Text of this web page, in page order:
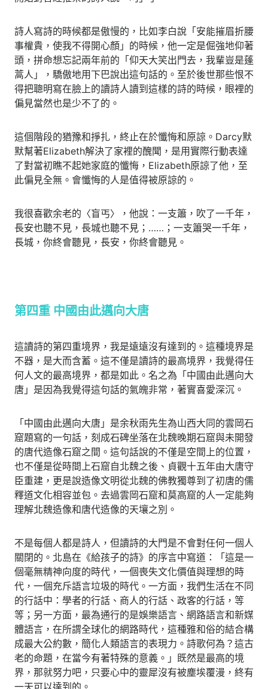
詩人寫詩的時候都是傲慢的，比如李白說「安能摧眉折腰
事權貴，使我不得開心顏」的時候，他一定是倔強地仰著
頭，拼命想忘記兩年前的「仰天大笑出門去，我輩豈是蓬
蒿人」，驕傲地用下巴說出這句話的。至於後世那些恨不
得把聰明寫在臉上的讀詩人讀到這樣的詩的時候，眼裡的
偏見當然也是少不了的。
這個階段的猶豫和掙扎，終止在於懺悔和原諒。Darcy默
默幫著Elizabeth解決了家裡的醜聞，是用實際行動表達
了對當初瞧不起她家庭的懺悔，Elizabeth原諒了他，至
此偏見全無。會懺悔的人是值得被原諒的。
我很喜歡余老的〈盲丐〉，他說：一支簫，吹了一千年，
長安也聽不見，長城也聽不見；……；一支簫哭一千年，
長城，你終會聽見，長安，你終會聽見。
第四重 中國由此邁向大唐
這讀詩的第四重境界，我是遠遠沒有達到的。這種境界是
不器，是大而含蓄。這不僅是讀詩的最高境界，我覺得任
何人文的最高境界，都是如此。名之為「中國由此邁向大
唐」是因為我覺得這句話的氣魄非常，著實喜愛深沉。
「中國由此邁向大唐」是余秋雨先生為山西大同的雲岡石
窟題寫的一句話，刻成石碑坐落在北魏晚期石窟與未開發
的唐代造像石窟之間。這句話說的不僅是空間上的位置，
也不僅是從時間上石窟自北魏之後、貞觀十五年由大唐守
臣重建，更是說造像文明從北魏的佛教獨尊到了初唐的儒
釋道文化相容並包。去過雲岡石窟和莫高窟的人一定能夠
理解北魏造像和唐代造像的天壤之別。
不是每個人都是詩人，但讀詩的大門是不會對任何一個人
關閉的。北島在《給孩子的詩》的序言中寫道：「這是一
個毫無精神向度的時代，一個喪失文化價值與理想的時
代，一個充斥語言垃圾的時代。一方面，我們生活在不同
的行話中：學者的行話、商人的行話、政客的行話，等
等；另一方面，最為通行的是娛樂語言、網路語言和新媒
體語言，在所謂全球化的網路時代，這種雅和俗的結合構
成最大公約數，簡化人類語言的表現力。詩歌何為？這古
老的命題，在當今有著特殊的意義。」既然是最高的境
界，那就努力吧，只要心中的靈犀沒有被塵埃覆漫，終有
一天可以達到的。